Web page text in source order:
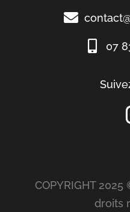
07
COPYRIGHT 2025
droits